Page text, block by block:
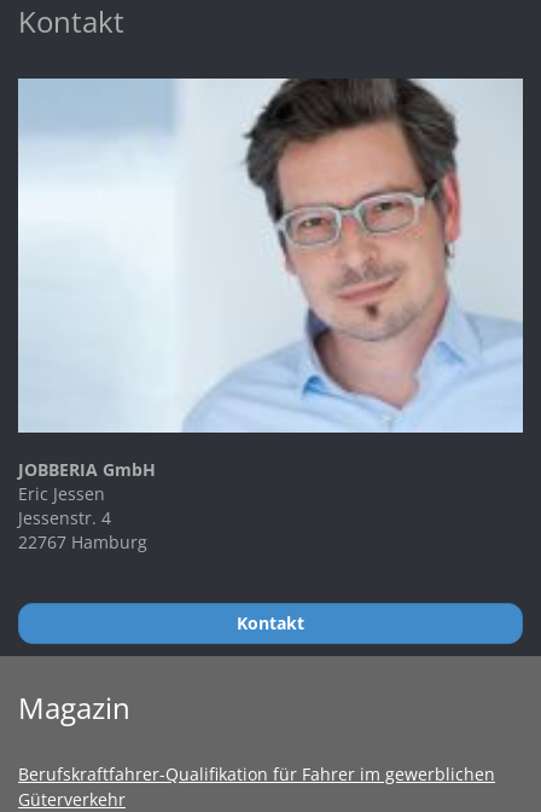
Kontakt
JOBBERIA GmbH
Eric Jessen
Jessenstr. 4
22767 Hamburg
Kontakt
Magazin
Berufskraftfahrer-Qualifikation für Fahrer im gewerblichen
Güterverkehr